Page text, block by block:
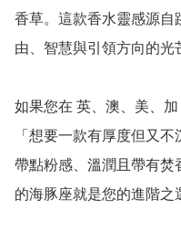
香草。這款香水靈感源自
由、智慧與引領方向的光
如果您在 英、澳、美、
「想要一款有厚度但又
帶點粉感、溫潤且帶有焚
的海豚座就是您的進階之